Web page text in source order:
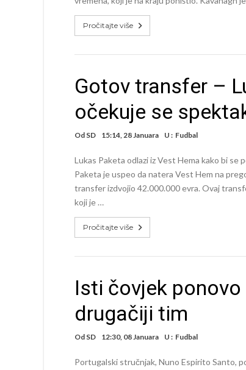
Pročitajte više
Gotov transfer –
očekuje se
Od SD 15:14, 28 Januara U : Fudbal
Lukas Paketa odlazi iz Vest Hema kako bi
Paketa je uspeo da natera Vest Hem na
transfer izdvojio 42.000.000 evra. Ovaj
koji je …
Pročitajte više
Isti čovjek
drugačiji tim
Od SD 12:30, 08 Januara U : Fudbal
Portugalski stručnjak, Nuno Espirito Santo,